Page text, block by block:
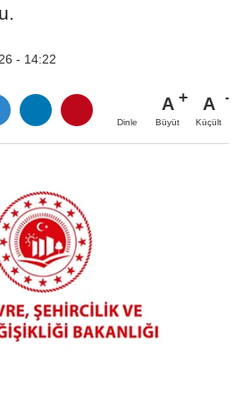
- 14:22
Dinle
A
Büyüt
A
Küçült